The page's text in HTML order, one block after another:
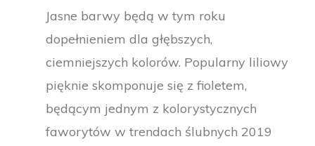
Jasne barwy będą w tym roku
dopełnieniem dla głębszych,
ciemniejszych kolorów. Popularny liliowy
pięknie skomponuje się z fioletem,
będącym jednym z kolorystycznych
faworytów w trendach ślubnych 2019